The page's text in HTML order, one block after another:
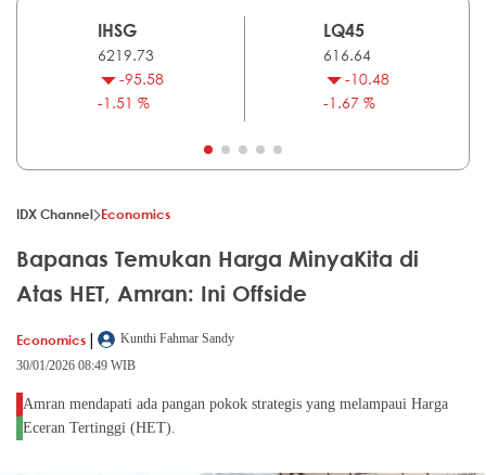
IHSG
6219.73
-95.58
-1.51 %
LQ45
616.64
-10.48
-1.67 %
IDX Channel Economics
Bapanas Temukan Harga MinyaKita di
Atas HET, Amran: Ini Offside
Economics |
Kunthi Fahmar Sandy
30/01/2026 08:49 WIB
Amran mendapati ada pangan pokok strategis yang melampaui Harga
Eceran Tertinggi (HET).